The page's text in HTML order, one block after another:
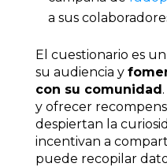
a sus
El cuestionario es
su audiencia y
con su comunidad
y ofrecer
despiertan la
incentivan a
puede recopilar